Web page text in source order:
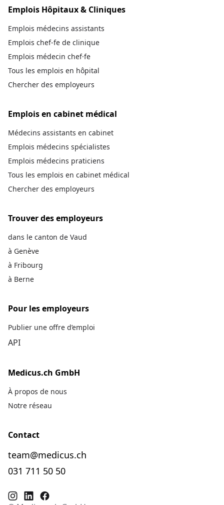
Emplois Hôpitaux & Cliniques
Emplois médecins assistants
Emplois chef-fe de clinique
Emplois médecin chef·fe
Tous les emplois en hôpital
Chercher des employeurs
Emplois en cabinet médical
Médecins assistants en cabinet
Emplois médecins spécialistes
Emplois médecins praticiens
Tous les emplois en cabinet médical
Chercher des employeurs
Trouver des employeurs
dans le canton de Vaud
à Genève
à Fribourg
à Berne
Pour les employeurs
Publier une offre d’emploi
API
Medicus.ch GmbH
À propos de nous
Notre réseau
Contact
team@medicus.ch
031 711 50 50